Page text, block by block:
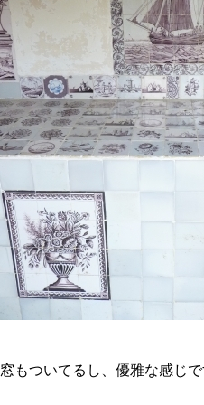
窓もついてるし、優雅な感じ